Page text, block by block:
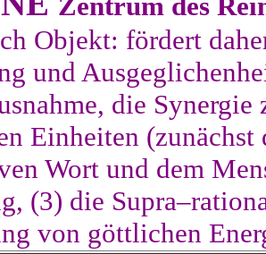
Objekt: fördert
und
die Synergie
Einheiten (zunächst
Wort und dem
(3) die
von göttlichen